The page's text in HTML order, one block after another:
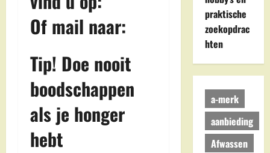
Of mail naar:
Tip! Doe nooit
boodschappen
als je honger
hebt
praktische
zoekopdrac
hten
a-merk
aanbieding
Afwassen